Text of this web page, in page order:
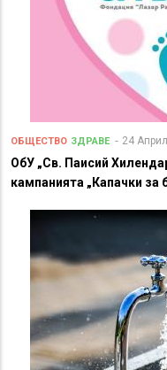
ОБЩЕСТВО ЗДРАВЕ 24
ОбУ „Св. Паисий
кампанията „Капачки за